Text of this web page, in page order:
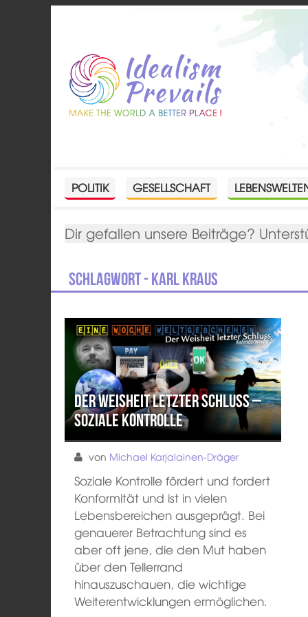
POLITIK GESELLSCHAFT
Dir gefallen unsere Beiträge?
Schlagwort - Karl Kraus
Der Weisheit letzter Schluss –
Soziale Kontrolle
von Michael Karjalainen-Dräger
Soziale Kontrolle fördert und fordert
Konformität und ist in vielen
Lebensbereichen ausgeprägt. Bei
genauerer Betrachtung sind es
aber oft jene, die den Mut haben
über den Tellerrand
hinauszuschauen, die wichtige
Weiterentwicklungen ermöglichen.